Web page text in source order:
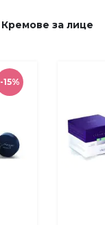
Кремове за лице
-15%